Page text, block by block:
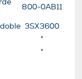
800-0AB11
3SX3600
*
*